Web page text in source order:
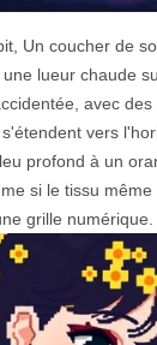
Un coucher de
une lueur chaude
avec
vers
profond à un
si le tissu
grille numérique.